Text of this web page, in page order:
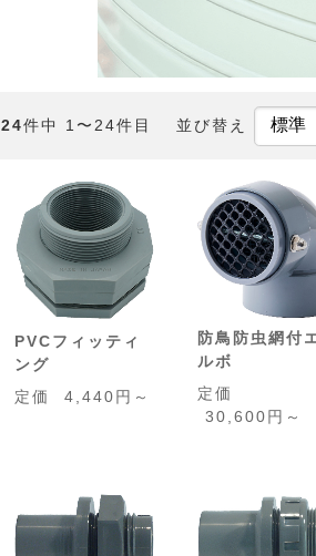
24件中 1〜24件目 並び替え
PVCフィッティ
ング
定価
4,440円～
防鳥防虫網付
ルボ
定価
30,600円～